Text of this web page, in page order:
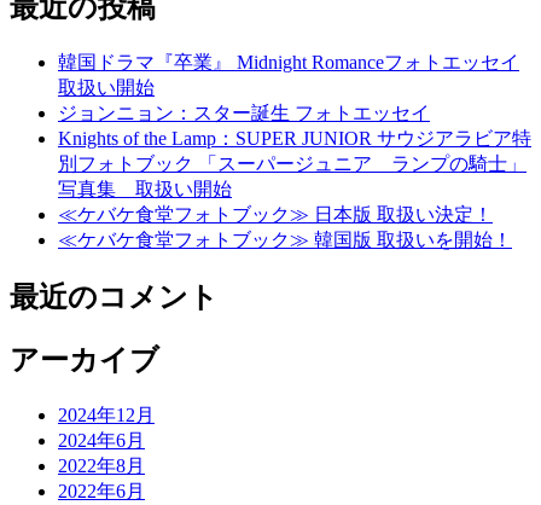
最近の投稿
韓国ドラマ『卒業』 Midnight Romanceフォトエッセイ
取扱い開始
ジョンニョン：スター誕生 フォトエッセイ
Knights of the Lamp：SUPER JUNIOR サウジアラビア特
別フォトブック 「スーパージュニア ランプの騎士」
写真集 取扱い開始
≪ケバケ食堂フォトブック≫ 日本版 取扱い決定！
≪ケバケ食堂フォトブック≫ 韓国版 取扱いを開始！
最近のコメント
アーカイブ
2024年12月
2024年6月
2022年8月
2022年6月